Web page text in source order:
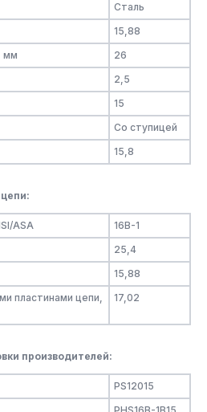
Сталь
15,88
мм
26
2,5
15
Со ступицей
15,8
ASA
16B-1
25,4
15,88
пластинами цепи,
17,02
производителей:
PS12015